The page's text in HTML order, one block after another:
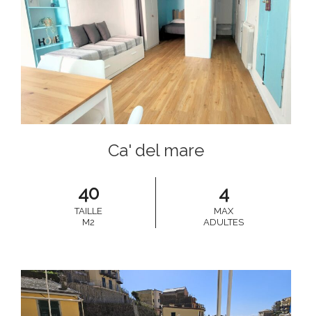
Ca' del mare
40
TAILLE
M2
4
MAX
ADULTES